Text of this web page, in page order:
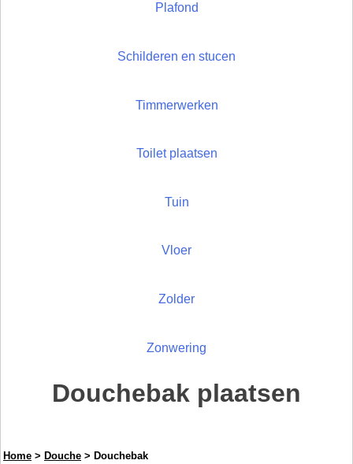
Plafond
Schilderen en stucen
Timmerwerken
Toilet plaatsen
Tuin
Vloer
Zolder
Zonwering
Douchebak plaatsen
Home > Douche > Douchebak